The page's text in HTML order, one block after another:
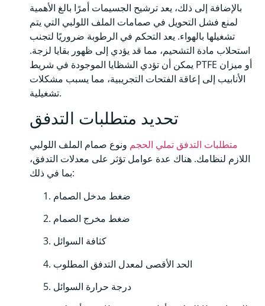
بالإضافة إلى ذلك، يعد ترشيح الجسيمات أمرًا بالغ الأهمية
لمنع فشل التحويل في صمامات الملف اللولبي التي يتم
تشغيلها بالهواء. يعد التحكم في الرطوبة ضروريًا لتجنب
استحلاب مادة التشحيم، مما قد يؤدي إلى ظهور بقايا لزجة.
يمكن أن تؤدي الشظايا الموجودة في شريط PTFE أو ميزان
الأنابيب إلى إعاقة الفتحات التجريبية، مما يسبب مشكلات
تشغيلية.
تحديد متطلبات التدفق
متطلبات التدفق تملي الحجم ونوع صمام الملف اللولبي
اللازم لنظامك. هناك عدة عوامل تؤثر على معدلات التدفق،
بما في ذلك:
ضغط مدخل الصمام
ضغط مخرج الصمام
كثافة السوائل
الحد الأقصى لمعدل التدفق المطلوب
درجة حرارة السوائل